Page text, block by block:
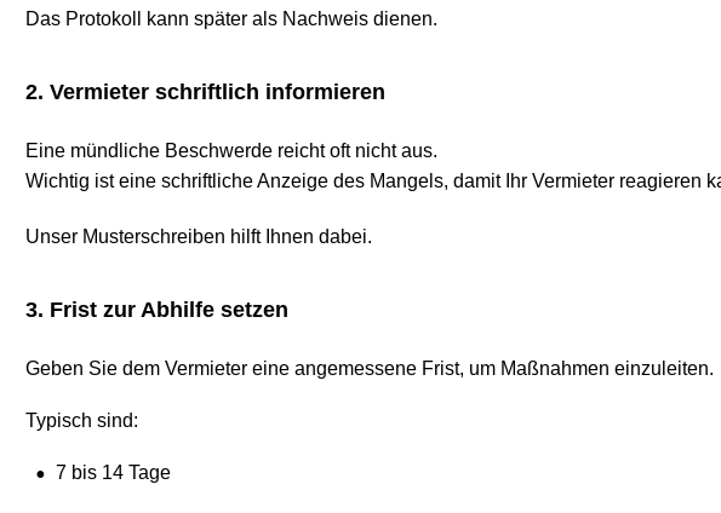
Das Protokoll kann später als Nachweis dienen.
2. Vermieter schriftlich informieren
Eine mündliche Beschwerde reicht oft nicht aus.
Wichtig ist eine schriftliche Anzeige des Mangels, damit Ihr Vermieter reagieren kann.
Unser Musterschreiben hilft Ihnen dabei.
3. Frist zur Abhilfe setzen
Geben Sie dem Vermieter eine angemessene Frist, um Maßnahmen einzuleiten.
Typisch sind:
7 bis 14 Tage